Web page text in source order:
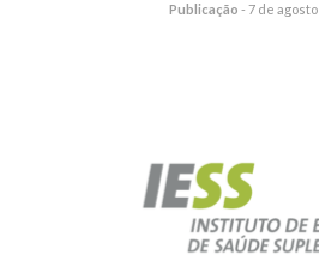
Publicação - 7 de